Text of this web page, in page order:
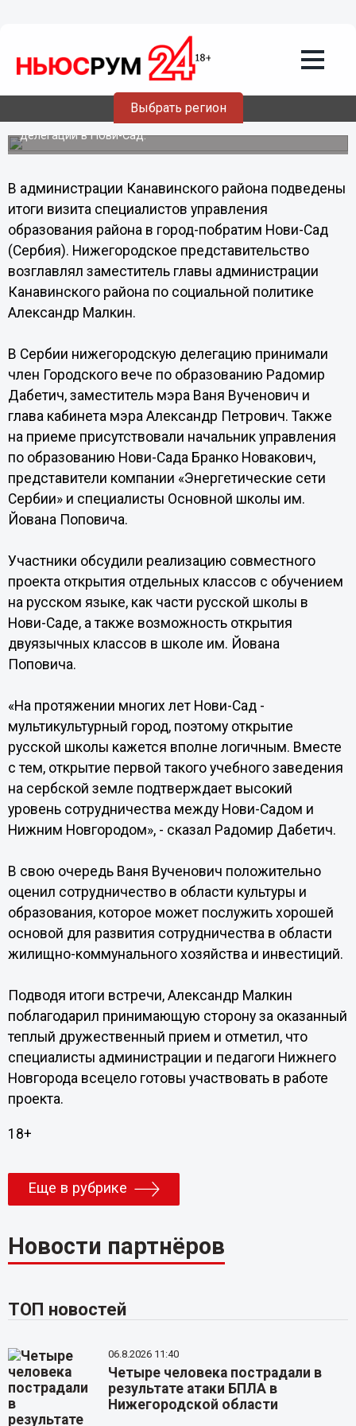
Выбрать регион
подтверждает высокий уровень
сотрудничества между Нови-Садом и
Нижним Новгородом, - Радомир
Дабетич
В Канавинском районе подведены итоги визита
делегации в Нови-Сад.
В администрации Канавинского района подведены
итоги визита специалистов управления
образования района в город-побратим Нови-Сад
(Сербия). Нижегородское представительство
возглавлял заместитель главы администрации
Канавинского района по социальной политике
Александр Малкин.
В Сербии нижегородскую делегацию принимали
член Городского вече по образованию Радомир
Дабетич, заместитель мэра Ваня Вученович и
глава кабинета мэра Александр Петрович. Также
на приеме присутствовали начальник управления
по образованию Нови-Сада Бранко Новакович,
представители компании «Энергетические сети
Сербии» и специалисты Основной школы им.
Йована Поповича.
Участники обсудили реализацию совместного
проекта открытия отдельных классов с обучением
на русском языке, как части русской школы в
Нови-Саде, а также возможность открытия
двуязычных классов в школе им. Йована
Поповича.
«На протяжении многих лет Нови-Сад -
мультикультурный город, поэтому открытие
русской школы кажется вполне логичным. Вместе
с тем, открытие первой такого учебного заведения
на сербской земле подтверждает высокий
уровень сотрудничества между Нови-Садом и
Нижним Новгородом», - сказал Радомир Дабетич.
В свою очередь Ваня Вученович положительно
оценил сотрудничество в области культуры и
образования, которое может послужить хорошей
основой для развития сотрудничества в области
жилищно-коммунального хозяйства и инвестиций.
Подводя итоги встречи, Александр Малкин
поблагодарил принимающую сторону за оказанный
теплый дружественный прием и отметил, что
специалисты администрации и педагоги Нижнего
Новгорода всецело готовы участвовать в работе
проекта.
18+
Еще в рубрике
Новости партнёров
ТОП новостей
06.8.2026 11:40
Четыре человека пострадали в
результате атаки БПЛА в
Нижегородской области